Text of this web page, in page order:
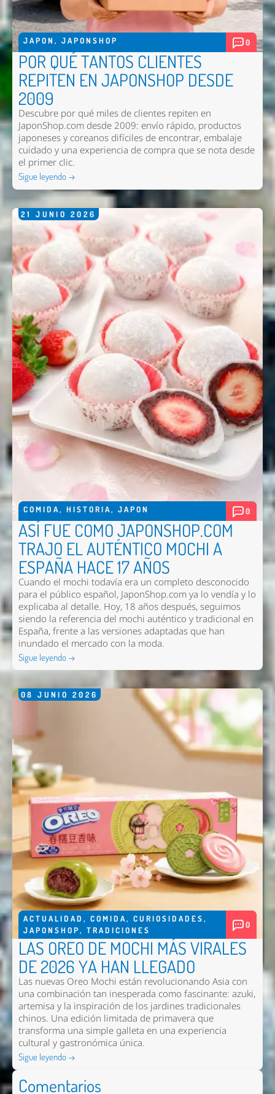
JAPON , JAPONSHOP 0
POR QUÉ TANTOS CLIENTES
REPITEN EN JAPONSHOP DESDE
2009
Descubre por qué miles de clientes repiten en
JaponShop.com desde 2009: envío rápido, productos
japoneses y coreanos difíciles de encontrar, embalaje
cuidado y una experiencia de compra que se nota desde
el primer clic.
Sigue leyendo →
21 JUNIO 2026
COMIDA, HISTORIA, JAPON 0
ASÍ FUE COMO JAPONSHOP.COM
TRAJO EL AUTÉNTICO MOCHI A
ESPAÑA HACE 17 AÑOS
Cuando el mochi todavía era un completo desconocido
para el público español, JaponShop.com ya lo vendía y lo
explicaba al detalle. Hoy, 18 años después, seguimos
siendo la referencia del mochi auténtico y tradicional en
España, frente a las versiones adaptadas que han
inundado el mercado con la moda.
Sigue leyendo →
08 JUNIO 2026
ACTUALIDAD , COMIDA, CURIOSIDADES,
JAPONSHOP, TRADICIONES
0
LAS OREO DE MOCHI MÁS VIRALES
DE 2026 YA HAN LLEGADO
Las nuevas Oreo Mochi están revolucionando Asia con
una combinación tan inesperada como fascinante: azuki,
artemisa y la inspiración de los jardines tradicionales
chinos. Una edición limitada de primavera que
transforma una simple galleta en una experiencia
cultural y gastronómica única.
Sigue leyendo →
Comentarios
Nombre *
Email *
Comentario *
Enviar